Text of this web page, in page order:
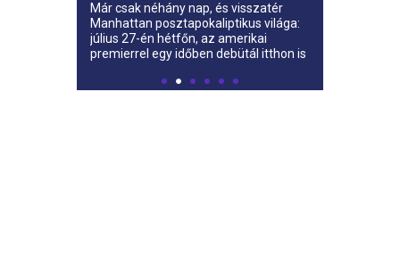
Már csak néhány nap, és visszatér
Manhattan posztapokaliptikus világa:
július 27-én hétfőn, az amerikai
premierrel egy időben debütál itthon is
City harmadik évada.